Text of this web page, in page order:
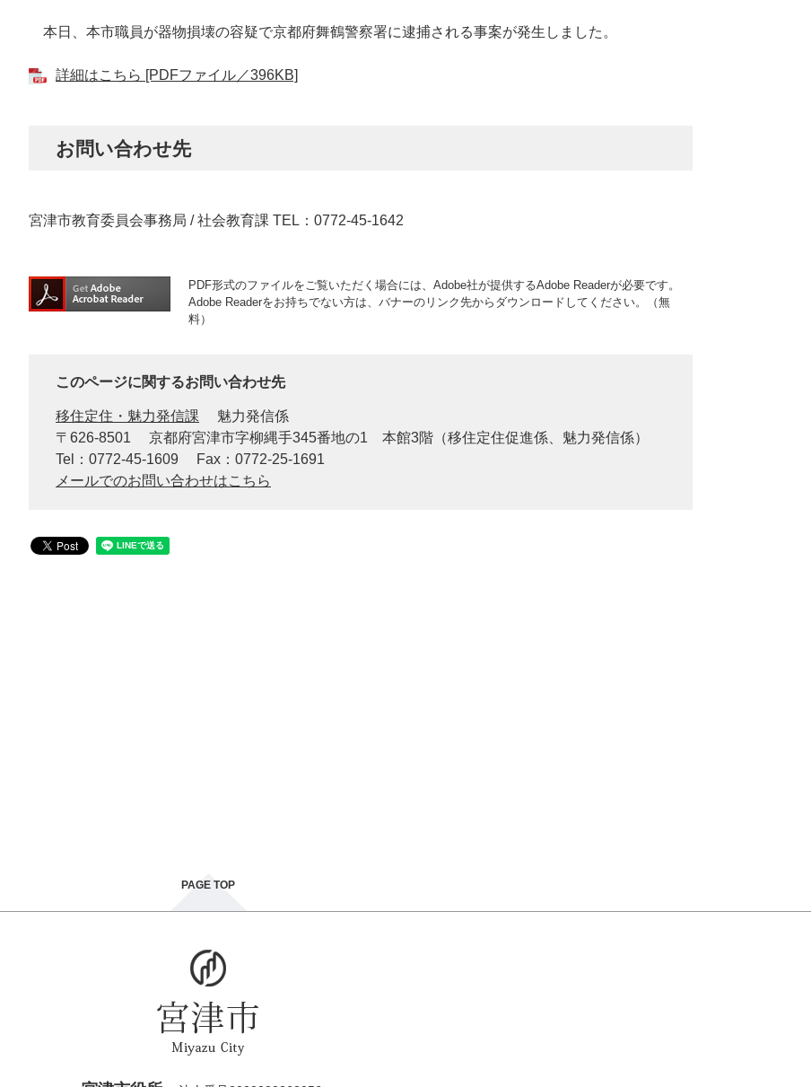
本日、本市職員が器物損壊の容疑で京都府舞鶴警察署に逮捕される事案が発生しました。
詳細はこちら [PDFファイル／396KB]
お問い合わせ先
宮津市教育委員会事務局 / 社会教育課 TEL：0772-45-1642
PDF形式のファイルをご覧いただく場合には、Adobe社が提供するAdobe Readerが必要です。
Adobe Readerをお持ちでない方は、バナーのリンク先からダウンロードしてください。（無
料）
このページに関するお問い合わせ先
移住定住・魅力発信課
魅力発信係
〒626-8501
京都府宮津市字柳縄手345番地の1 本館3階（移住定住促進係、魅力発信係）
Tel：0772-45-1609
Fax：0772-25-1691
メールでのお問い合わせはこちら
PAGE TOP